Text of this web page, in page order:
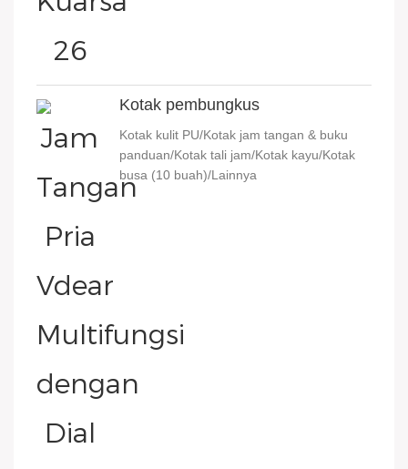
Kotak pembungkus
Kotak kulit PU/Kotak jam tangan & buku
panduan/Kotak tali jam/Kotak kayu/Kotak
busa (10 buah)/Lainnya